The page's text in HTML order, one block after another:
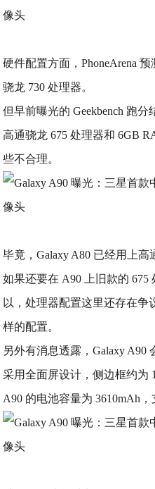
硬件配置方面，PhoneArena
骁龙 730 处理器。
但早前曝光的 Geekbench 跑
高通骁龙 675 处理器和 6GB
些不合理。
毕竟，Galaxy A80 已经用上
如果还要在 A90 上旧款的
以，处理器配置这里还存在争
样的配置。
另外有消息透露，Galaxy A90
采用全面屏设计，侧边框约为
A90 的电池容量为 3610mAh，